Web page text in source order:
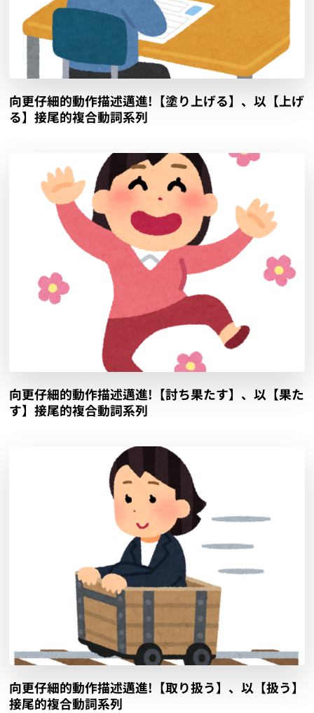
向更仔細的動作描述邁進!【塗り上げる】、以【上げ
る】接尾的複合動詞系列
向更仔細的動作描述邁進!【討ち果たす】、以【果た
す】接尾的複合動詞系列
向更仔細的動作描述邁進!【取り扱う】、以【扱う】
接尾的複合動詞系列